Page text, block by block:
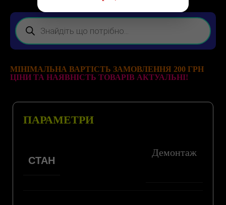
МІНІМАЛЬНА ВАРТІСТЬ ЗАМОВЛЕННЯ 200 ГРН
ЦІНИ ТА НАЯВНІСТЬ ТОВАРІВ АКТУАЛЬНІ!
ПАРАМЕТРИ
СТАН
Демонтаж